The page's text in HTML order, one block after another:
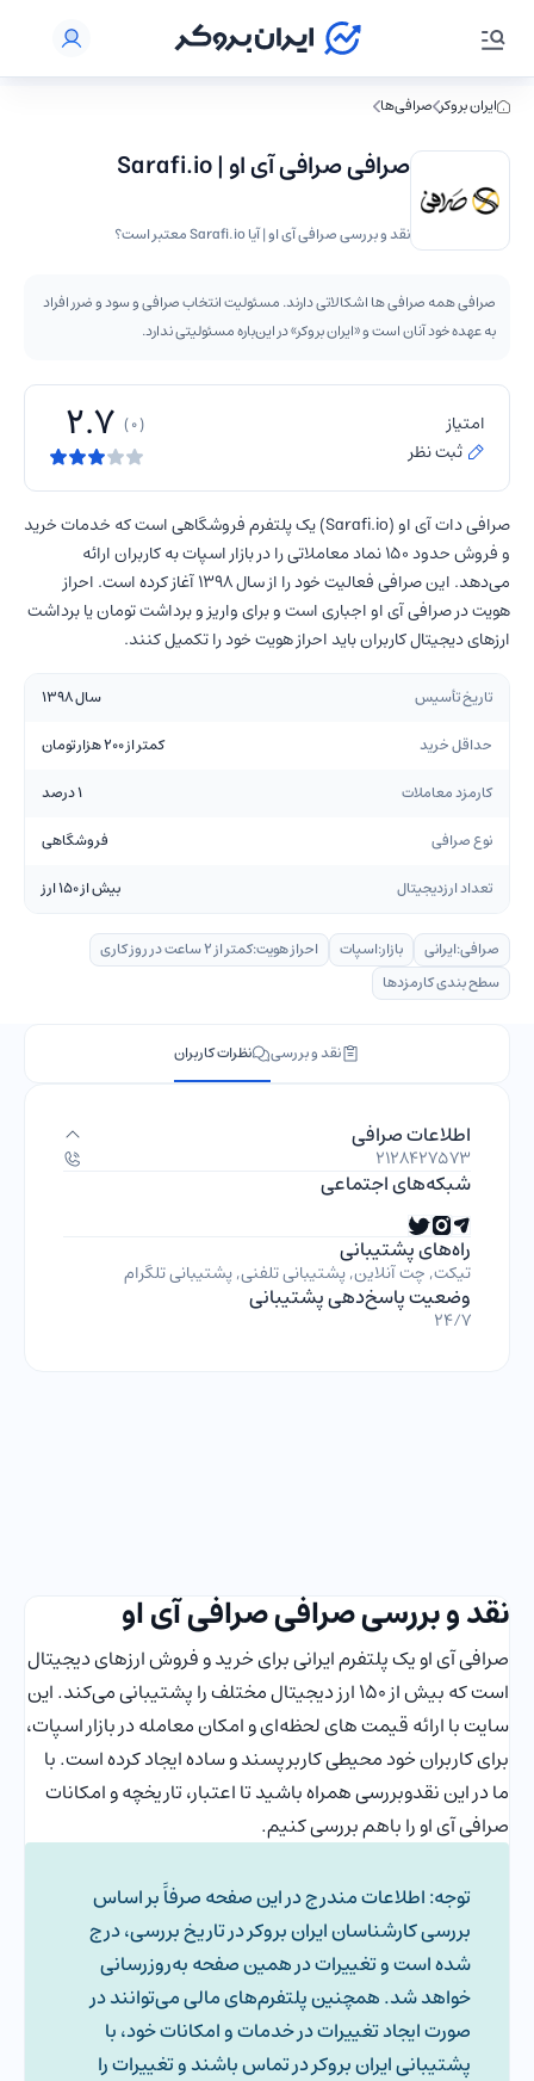
ایران بروکر صرافی‌ها
صرافی صرافی آی او | Sarafi.io
نقد و بررسی صرافی آی او | آیا Sarafi.io معتبر است؟
صرافی همه صرافی ها اشکالاتی دارند. مسئولیت انتخاب صرافی و سود و ضرر افراد
به عهده خود آنان است و «ایران بروکر» در این‌باره مسئولیتی ندارد.
امتیاز
ثبت نظر
( 0 )
2.7
صرافی دات آی او (Sarafi.io) یک پلتفرم فروشگاهی است که خدمات خرید
و فروش حدود 150 نماد معاملاتی را در بازار اسپات به کاربران ارائه
می‌دهد. این صرافی فعالیت خود را از سال 1398 آغاز کرده است. احراز
هویت در صرافی آی او اجباری است و برای واریز و برداشت تومان یا برداشت
ارزهای دیجیتال کاربران باید احراز هویت خود را تکمیل کنند.
تاریخ تأسیس
سال 1398
حداقل خرید
کمتر از 200 هزار تومان
کارمزد معاملات
1 درصد
نوع صرافی
فروشگاهی
تعداد ارزدیجیتال
بیش از 150 ارز
صرافی:ایرانی بازار:اسپات احراز هویت:کمتر از 2 ساعت در روز کاری
سطح بندی کارمزدها
نقد و بررسی نظرات کاربران
اطلاعات صرافی
2128427573
شبکه‌های اجتماعی
راه‌های پشتیبانی
تیکت, چت آنلاین, پشتیبانی تلفنی, پشتیبانی تلگرام
وضعیت پاسخ‌دهی پشتیبانی
24/7
نقد و بررسی صرافی صرافی آی او
صرافی آی او یک پلتفرم ایرانی برای خرید و فروش ارزهای دیجیتال
است که بیش از ۱۵۰ ارز دیجیتال مختلف را پشتیبانی می‌کند. این
سایت با ارائه قیمت های لحظه‌ای و امکان معامله در بازار اسپات،
برای کاربران خود محیطی کاربرپسند و ساده ایجاد کرده است. با
ما در این نقدوبررسی همراه باشید تا اعتبار، تاریخچه و امکانات
صرافی آی او را باهم بررسی کنیم.
توجه: اطلاعات مندرج در این صفحه صرفاََ بر اساس
بررسی کارشناسان ایران بروکر در تاریخ بررسی، درج
شده است و تغییرات در همین صفحه به‌روزرسانی
خواهد شد. همچنین پلتفرم‌های مالی می‌توانند در
صورت ایجاد تغییرات در خدمات و امکانات خود، با
پشتیبانی ایران بروکر در تماس باشند و تغییرات را